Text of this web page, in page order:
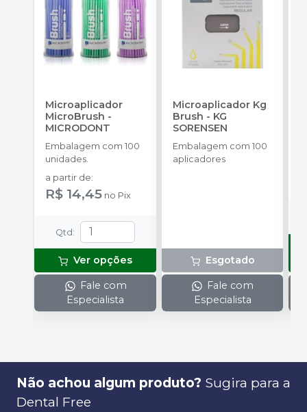
Microaplicador
MicroBrush -
MICRODONT
Embalagem com 100
unidades.
a partir de:
R$ 14,45 no Pix
Qtd :
Ver opções
Fale com
Especialista
Microaplicador Kg
Brush - KG
SORENSEN
Embalagem com 100
aplicadores
Esgotado
Fale com
Especialista
Não achou algum produto? Sugira para a
Dental Free